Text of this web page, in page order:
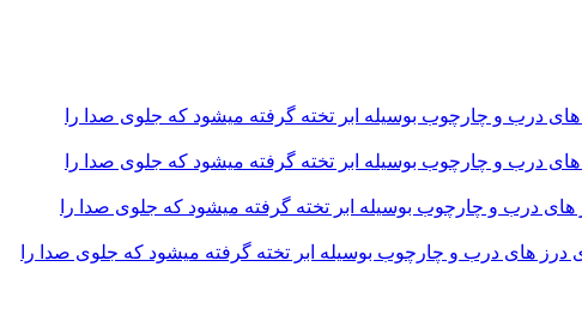
و چارچوب بوسیله ابر تخته گرفته میشود که جلوی صدا را
و چارچوب بوسیله ابر تخته گرفته میشود که جلوی صدا را
و چارچوب بوسیله ابر تخته گرفته میشود که جلوی صدا را
درب و چارچوب بوسیله ابر تخته گرفته میشود که جلوی صدا را